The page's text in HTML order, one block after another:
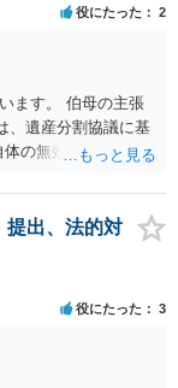
役にたった 2
ます。 伯母の主張
遺産分割協議に基
の無効を裁判所が
の認知能力に関する
が否定される可能性
ていること ・御祖母
たかの立証が困難
が否定される可能
い）ということが
提出、法的対
役にたった 3